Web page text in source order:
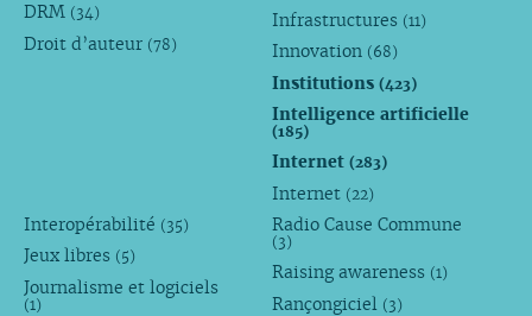
DRM (34)
Droit d’auteur (78)
Infrastructures (11)
Innovation (68)
Institutions(423)
Intelligence artificielle
(185)
Internet(283)
Internet (22)
Interopérabilité (35)
Jeux libres (5)
Journalisme et logiciels
(1)
Radio Cause Commune
(3)
Raising awareness (1)
Rançongiciel (3)